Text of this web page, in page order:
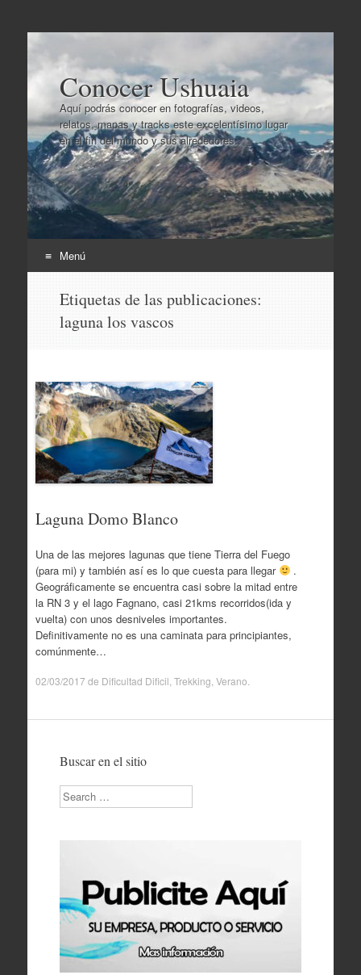
Conocer Ushuaia
Aquí podrás conocer en fotografías, videos,
relatos, mapas y tracks este excelentísimo lugar
en el fin del mundo y sus alrededores..
Menú
contenido
Etiquetas de las publicaciones:
laguna los vascos
Laguna Domo Blanco
Una de las mejores lagunas que tiene Tierra del Fuego
(para mi) y también así es lo que cuesta para llegar
.
Geográficamente se encuentra casi sobre la mitad entre
la RN 3 y el lago Fagnano, casi 21kms recorridos(ida y
vuelta) con unos desniveles importantes.
Definitivamente no es una caminata para principiantes,
comúnmente…
02/03/2017 de Dificultad Dificil Trekking Verano
Buscar en el sitio
Search